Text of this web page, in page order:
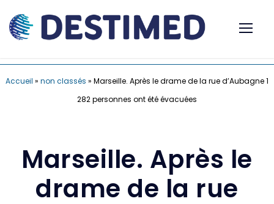
Accueil » non classés » Marseille. Après le drame de la rue d’Aubagne 1
282 personnes ont été évacuées
Marseille. Après le
drame de la rue